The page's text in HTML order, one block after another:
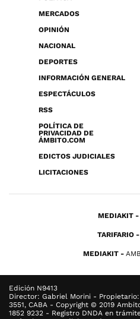
MERCADOS
OPINIÓN
NACIONAL
DEPORTES
INFORMACIÓN GENERAL
ESPECTÁCULOS
RSS
POLÍTICA DE
PRIVACIDAD DE
ÁMBITO.COM
EDICTOS JUDICIALES
LICITACIONES
MEDIAKIT
TARIFARIO
MEDIAKIT
Edición N9413
Director: Gabriel Morini -
3551, CABA - Copyright © 2019
1852 9232 - Registro DNDA en